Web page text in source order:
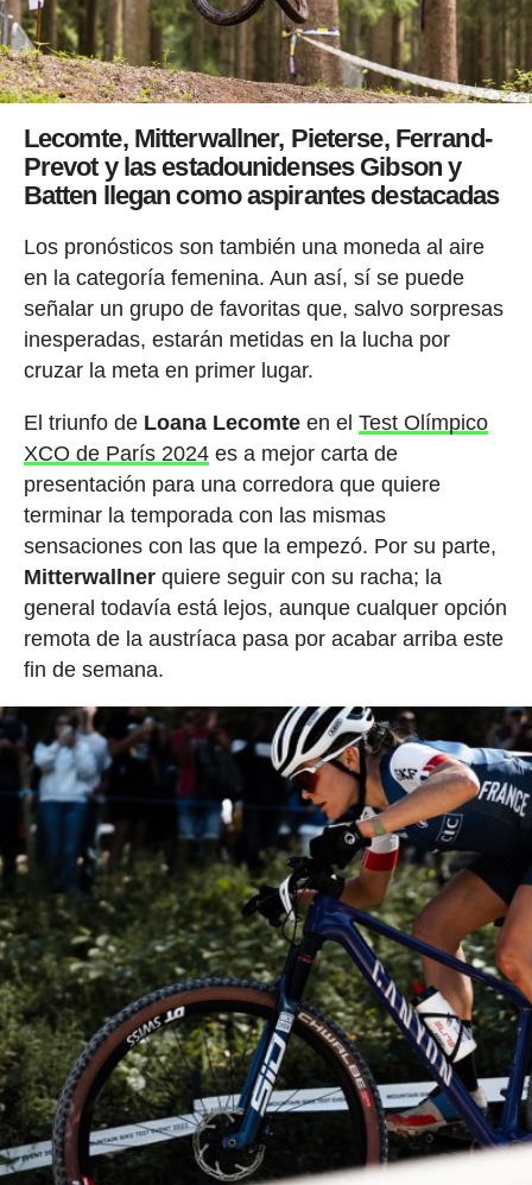
Lecomte, Mitterwallner, Pieterse, Ferrand-
Prevot y las estadounidenses Gibson y
Batten llegan como aspirantes destacadas
Los pronósticos son también una moneda al aire
en la categoría femenina. Aun así, sí se puede
señalar un grupo de favoritas que, salvo sorpresas
inesperadas, estarán metidas en la lucha por
cruzar la meta en primer lugar.
El triunfo de Loana Lecomteen el Test Olímpico
XCO de París 2024es a mejor carta de
presentación para una corredora que quiere
terminar la temporada con las mismas
sensaciones con las que la empezó. Por su parte,
Mitterwallnerquiere seguir con su racha; la
general todavía está lejos, aunque cualquer opción
remota de la austríaca pasa por acabar arriba este
fin de semana.